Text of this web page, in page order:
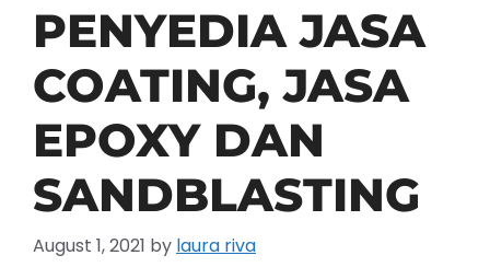
PENYEDIA JASA
COATING, JASA
EPOXY DAN
SANDBLASTING
August 1, 2021 by laura riva